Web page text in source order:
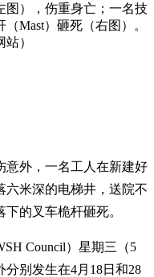
图），伤重身亡；一名技
Mast）砸死（右图）。
）
意外，一名工人在新建好
六米深的电梯井，送院不
的叉车桅杆砸死。
Council）星期三（5
分别发生在4月18日和28